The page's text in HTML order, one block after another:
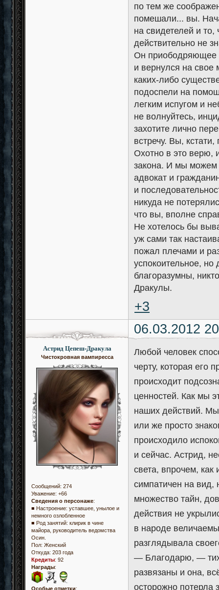
по тем же
помешали... вы.
на свидетелей и
действительно не
Он приободряющее
и вернулся на свое
каких-либо
подоспели на
легким испугом и
не волнуйтесь,
захотите лично
встречу. Вы,
Охотно в это верю,
закона. И мы можем
адвокат и
и
никуда не
что вы, вполне
Не хотелось бы
уж сами так
пожал плечами и
успокоительное, но
благоразумны,
Дракулы.
+3
06.03.2012
Астрид Цепеш-Дракула
Чистокровная вампиресса
Сообщений: 274
Уважение: +66
Сведения о персонаже:
■ Настроение: уставшее, унылое и
немного озлобленное
■ Род занятий: клирик в чине
майора, руководитель ведомства
Осин.
Пол: Женский
Откуда: 203 года
Кредиты: 92
Награды:
Особые отметки:
Любой человек
черту, которая его
происходит
ценностей. Как мы
наших действий. Мы
или же просто
происходило
и сейчас. Астрид,
света, впрочем,
симпатичен на вид,
множество тайн,
действия не
в народе
разглядывала
— Благодарю, —
развязаны и она,
осторожно потерла